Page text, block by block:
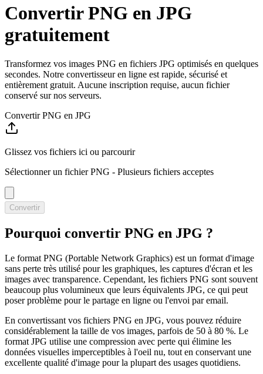
Convertir PNG en JPG
gratuitement
Transformez vos images PNG en fichiers JPG optimisés en quelques
secondes. Notre convertisseur en ligne est rapide, sécurisé et
entièrement gratuit. Aucune inscription requise, aucun fichier
conservé sur nos serveurs.
Convertir PNG en JPG
Glissez vos fichiers ici ou parcourir
Sélectionner un fichier PNG - Plusieurs fichiers acceptes
Convertir
Pourquoi convertir PNG en JPG ?
Le format PNG (Portable Network Graphics) est un format d'image
sans perte très utilisé pour les graphiques, les captures d'écran et les
images avec transparence. Cependant, les fichiers PNG sont souvent
beaucoup plus volumineux que leurs équivalents JPG, ce qui peut
poser problème pour le partage en ligne ou l'envoi par email.
En convertissant vos fichiers PNG en JPG, vous pouvez réduire
considérablement la taille de vos images, parfois de 50 à 80 %. Le
format JPG utilise une compression avec perte qui élimine les
données visuelles imperceptibles à l'oeil nu, tout en conservant une
excellente qualité d'image pour la plupart des usages quotidiens.